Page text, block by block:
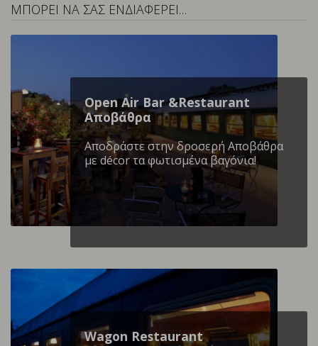
ΜΠΟΡΕΙ ΝΑ ΣΑΣ ΕΝΔΙΑΦΕΡΕΙ…
Open Air Bar &Restaurant
Αποβάθρα
Αποδράστε στην δροσερή Αποβάθρα
με décor τα φωτισμένα βαγόνια!
Wagon Restaurant